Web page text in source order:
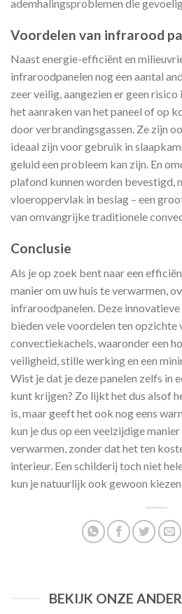
ademhalingsproblemen die
Voordelen van infrarood
Naast energie-efficiënt en
infraroodpanelen nog een aantal
zeer veilig, aangezien er geen
het aanraken van het paneel of op
door verbrandingsgassen. Ze zijn
ideaal zijn voor gebruik in
geluid een probleem kan zijn. En
plafond kunnen worden bevestigd,
vloeroppervlak in beslag – een
van omvangrijke traditionele
Conclusie
Als je op zoek bent naar een
manier om uw huis te verwarmen,
infraroodpanelen. Deze
bieden vele voordelen ten opzichte
convectiekachels, waaronder een
veiligheid, stille werking en een
Wist je dat je deze panelen zelfs in
kunt krijgen? Zo lijkt het dus alsof
is, maar geeft het ook nog eens
kun je dus op een veelzijdige
verwarmen, zonder dat het ten
interieur. Een schilderij toch niet
kun je natuurlijk ook gewoon
BEKIJK ONZE